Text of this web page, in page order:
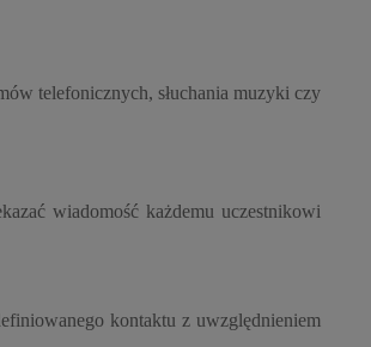
telefonicznych, słuchania muzyki czy
wiadomość każdemu uczestnikowi
kontaktu z uwzględnieniem